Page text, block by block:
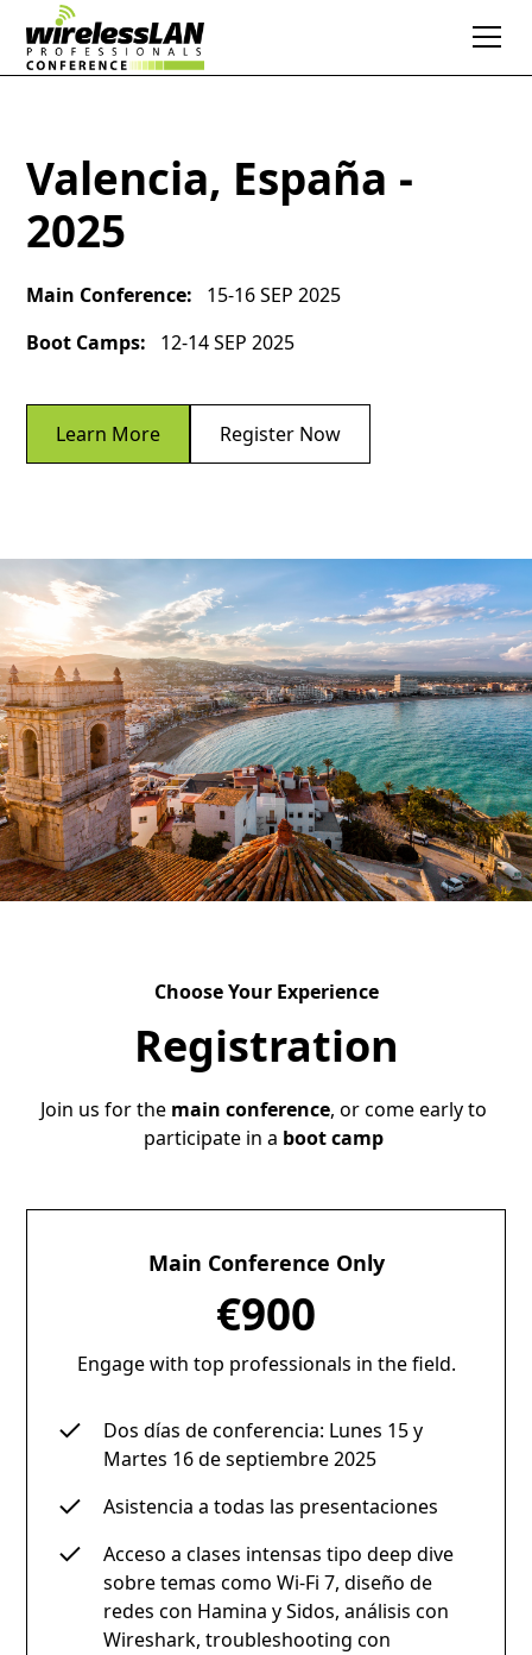
Valencia, España -
2025
Main Conference:
15-16 SEP 2025
Boot Camps:
12-14 SEP 2025
Learn More Register Now
Choose Your Experience
Registration
Join us for the main conference, or come early to
participate in a boot camp
Main Conference Only
€900
Engage with top professionals in the field.
Dos días de conferencia: Lunes 15 y
Martes 16 de septiembre 2025
Asistencia a todas las presentaciones
Acceso a clases intensas tipo deep dive
sobre temas como Wi-Fi 7, diseño de
redes con Hamina y Sidos, análisis con
Wireshark, troubleshooting con